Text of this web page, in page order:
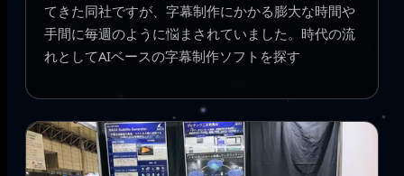
てきた同社ですが、字幕制作にかかる膨大な時間や
手間に毎週のように悩まされていました。時代の流
れとしてAIベースの字幕制作ソフトを探す